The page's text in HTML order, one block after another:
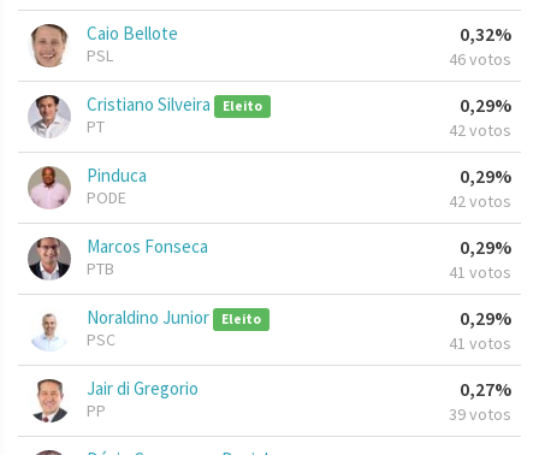
Caio Bellote
PSL
0,32%
46 votos
Cristiano Silveira Eleito
PT
0,29%
42 votos
Pinduca
PODE
0,29%
42 votos
Marcos Fonseca
PTB
0,29%
41 votos
Noraldino Junior Eleito
PSC
0,29%
41 votos
Jair di Gregorio
PP
0,27%
39 votos